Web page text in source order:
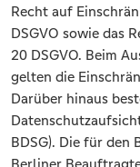
Recht auf
DSGVO sowie das
20 DSGVO. Beim
gelten die
Darüber hinaus
BDSG). Die für den